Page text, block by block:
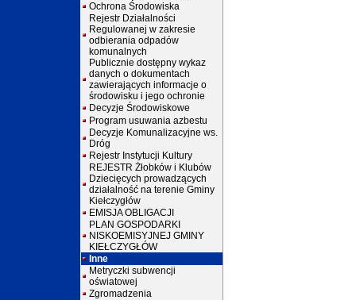
Ochrona Środowiska
Rejestr Działalności
Regulowanej w zakresie
odbierania odpadów
komunalnych
Publicznie dostępny wykaz
danych o dokumentach
zawierających informacje o
środowisku i jego ochronie
Decyzje Środowiskowe
Program usuwania azbestu
Decyzje Komunalizacyjne ws.
Dróg
Rejestr Instytucji Kultury
REJESTR Żłobków i Klubów
Dziecięcych prowadzących
działalność na terenie Gminy
Kiełczygłów
EMISJA OBLIGACJI
PLAN GOSPODARKI
NISKOEMISYJNEJ GMINY
KIEŁCZYGŁÓW
Inne
Metryczki subwencji
oświatowej
Zgromadzenia